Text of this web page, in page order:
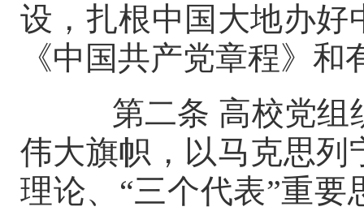
设，扎根中国大地办好
《中国共产党章程》
第二条 高校党组
伟大旗帜，以马克思列
理论、 “三个代表”重